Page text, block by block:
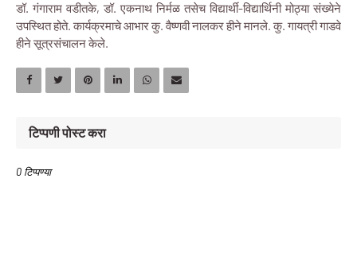
डॉ. गंगाराम वडीतके, डॉ. एकनाथ निर्मळ तसेच विद्यार्थी-विद्यार्थिनी मोठ्या संख्येने
उपस्थित होते. कार्यक्रमाचे आभार कु. वैष्णवी नालकर हीने मानले. कु. गायत्री गाडवे
हीने सूत्रसंचालन केले.
टिप्पणी पोस्ट करा
0 टिप्पण्या